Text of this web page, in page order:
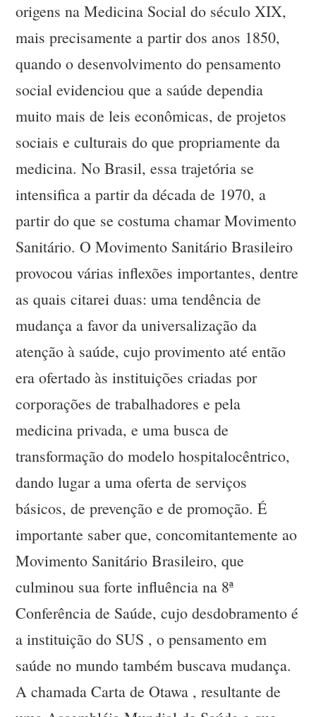
origens na Medicina Social do século XIX,
mais precisamente a partir dos anos 1850,
quando o desenvolvimento do pensamento
social evidenciou que a saúde dependia
muito mais de leis econômicas, de projetos
sociais e culturais do que propriamente da
medicina. No Brasil, essa trajetória se
intensifica a partir da década de 1970, a
partir do que se costuma chamar Movimento
Sanitário. O Movimento Sanitário Brasileiro
provocou várias inflexões importantes, dentre
as quais citarei duas: uma tendência de
mudança a favor da universalização da
atenção à saúde, cujo provimento até então
era ofertado às instituições criadas por
corporações de trabalhadores e pela
medicina privada, e uma busca de
transformação do modelo hospitalocêntrico,
dando lugar a uma oferta de serviços
básicos, de prevenção e de promoção. É
importante saber que, concomitantemente ao
Movimento Sanitário Brasileiro, que
culminou sua forte influência na 8ª
Conferência de Saúde, cujo desdobramento é
a instituição do SUS , o pensamento em
saúde no mundo também buscava mudança.
A chamada Carta de Otawa , resultante de